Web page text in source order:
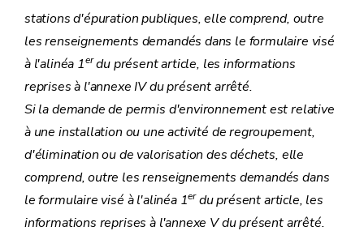
stations d'épuration publiques, elle comprend, outre
les renseignements demandés dans le formulaire visé
à l'alinéa 1erdu présent article, les informations
reprises à l'annexe IV du présent arrêté.
Si la demande de permis d'environnement est relative
à une installation ou une activité de regroupement,
d'élimination ou de valorisation des déchets, elle
comprend, outre les renseignements demandés dans
le formulaire visé à l'alinéa 1erdu présent article, les
informations reprises à l'annexe V du présent arrêté.